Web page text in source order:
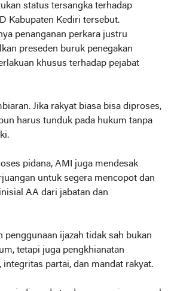
status tersangka terhadap
Kabupaten Kediri tersebut.
penanganan perkara justru
preseden buruk penegakan
khusus terhadap pejabat
Jika rakyat biasa bisa diproses,
harus tunduk pada hukum tanpa
pidana, AMI juga mendesak
untuk segera mencopot dan
AA dari jabatan dan
penggunaan ijazah tidak sah bukan
tetapi juga pengkhianatan
partai, dan mandat rakyat.